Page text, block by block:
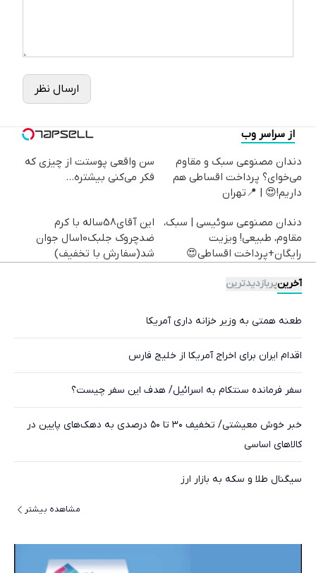
ارسال نظر
از سراسر وب
دندان مصنوعی سبک و مقاوم
می‌خوای؟ پرداخت اقساطی هم
داریم!😍 | 📍تهران
سن واقعی پوستت از چیزی که
فکر می‌کنی بیشتره...
دندان مصنوعی سوئیسی | سبک،
مقاوم، طبیعی! ویزیت
رایگان+پرداخت اقساطی😍
این آقای58ساله با کرم
ضدچروک جلبک10سال جوان
شد(سفارش با تخفیف)
آخرینپربازدیدترین
طعنه همتی به وزیر خزانه داری آمریکا
اقدام ایران برای اخراج آمریکا از خلیج فارس
سفر فرمانده سنتکام به اسرائیل/ هدف این سفر چیست؟
خبر خوش معیشتی/ تخفیف ۳۰ تا ۵۰ درصدی به دهک‌های پایین در
کالاهای اساسی
سیگنال طلا و سکه به بازار ارز
مشاهده بیشتر